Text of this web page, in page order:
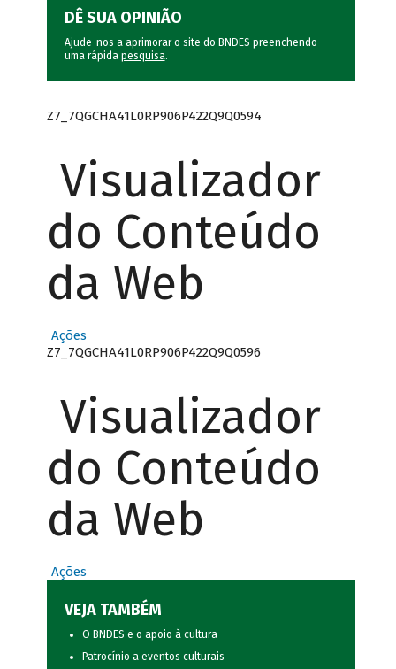
DÊ SUA OPINIÃO
Ajude-nos a aprimorar o site do BNDES preenchendo
uma rápida pesquisa.
Z7_7QGCHA41L0RP906P422Q9Q0594
Visualizador
do Conteúdo
da Web
Ações
Z7_7QGCHA41L0RP906P422Q9Q0596
Visualizador
do Conteúdo
da Web
Ações
VEJA TAMBÉM
O BNDES e o apoio à cultura
Patrocínio a eventos culturais